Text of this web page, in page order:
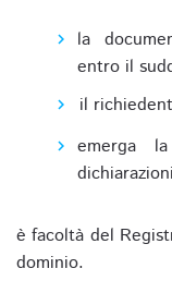
la
entro il
il
emerga
è facoltà del
dominio.